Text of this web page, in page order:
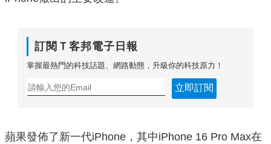
訂閱Ｔ客邦電子日報
掌握最熱門的科技話題、網路動態，升級你的科技原力！
立即訂閱
蘋果發佈了新一代iPhone，其中iPhone 16 Pro Max在